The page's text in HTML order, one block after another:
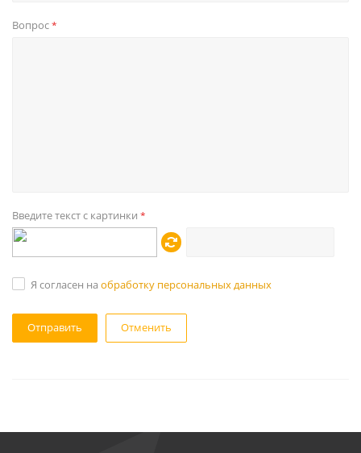
Вопрос*
Введите текст с картинки *
Я согласен на обработку персональных данных
Отменить